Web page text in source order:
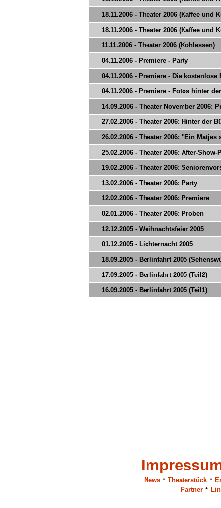
18.11.2006 - Theater 2006 (Kaffee und
18.11.2006 - Theater 2006 (Kaffee und
11.11.2006 - Theater 2006 (Kohlessen)
04.11.2006 - Premiere - Party
04.11.2006 - Premiere - Die kostenlose
04.11.2006 - Premiere - Fotos hinter
14.09.2006 - Theater November 2006:
27.02.2006 - Theater 2006: Hinter der
26.02.2006 - Theater 2006: "Ein
25.02.2006 - Theater 2006: After-Show-
19.02.2006 - Theater 2006:
13.02.2006 - Theater 2006: Party
12.02.2006 - Theater 2006: Premiere
02.01.2006 - Theater 2006: Proben
12.12.2005 - Weihnachtsfeier 2005
01.12.2005 - Lichternacht 2005
18.09.2005 - Berlinfahrt 2005
17.09.2005 - Berlinfahrt 2005 (Teil2)
16.09.2005 - Berlinfahrt 2005 (Teil1)
News * Theaterstück *
Partner *